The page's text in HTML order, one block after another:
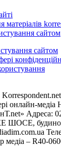
матеріалів
сайтом
сайтом
онлайн-медіа
Адреса:
будинок
медіа – R40-